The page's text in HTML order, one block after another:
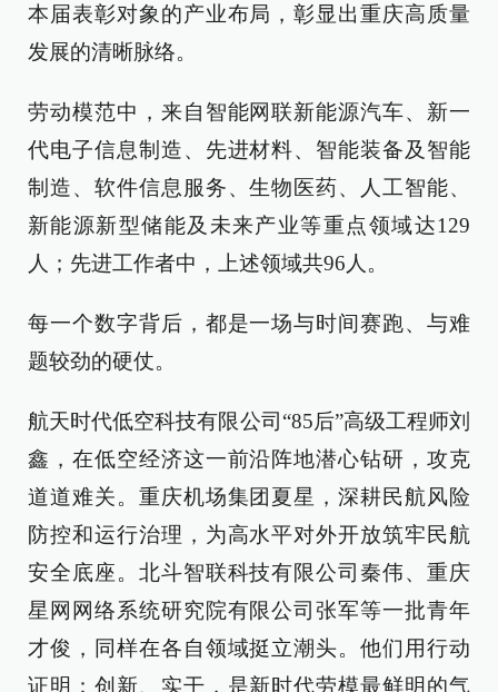
本届表彰对象的产业布局，彰显出重庆高质量
发展的清晰脉络。
劳动模范中，来自智能网联新能源汽车、新一
代电子信息制造、先进材料、智能装备及智能
制造、软件信息服务、生物医药、人工智能、
新能源新型储能及未来产业等重点领域达129
人；先进工作者中，上述领域共96人。
每一个数字背后，都是一场与时间赛跑、与难
题较劲的硬仗。
航天时代低空科技有限公司“85后”高级工程师刘
鑫，在低空经济这一前沿阵地潜心钻研，攻克
道道难关。重庆机场集团夏星，深耕民航风险
防控和运行治理，为高水平对外开放筑牢民航
安全底座。北斗智联科技有限公司秦伟、重庆
星网网络系统研究院有限公司张军等一批青年
才俊，同样在各自领域挺立潮头。他们用行动
证明：创新、实干，是新时代劳模最鲜明的气